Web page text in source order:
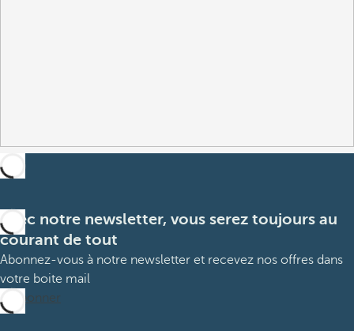
Avec notre newsletter, vous serez toujours au
courant de tout
Abonnez-vous à notre newsletter et recevez nos offres dans
votre boite mail
M’abonner